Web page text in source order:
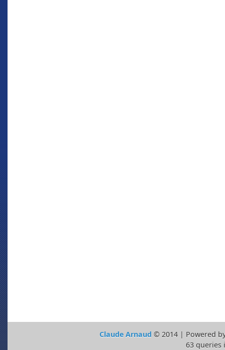
Claude Arnaud © 2014 | Powered
63 queries